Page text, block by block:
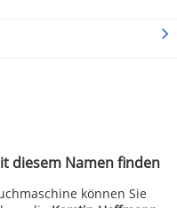
diesem Namen finden
können Sie